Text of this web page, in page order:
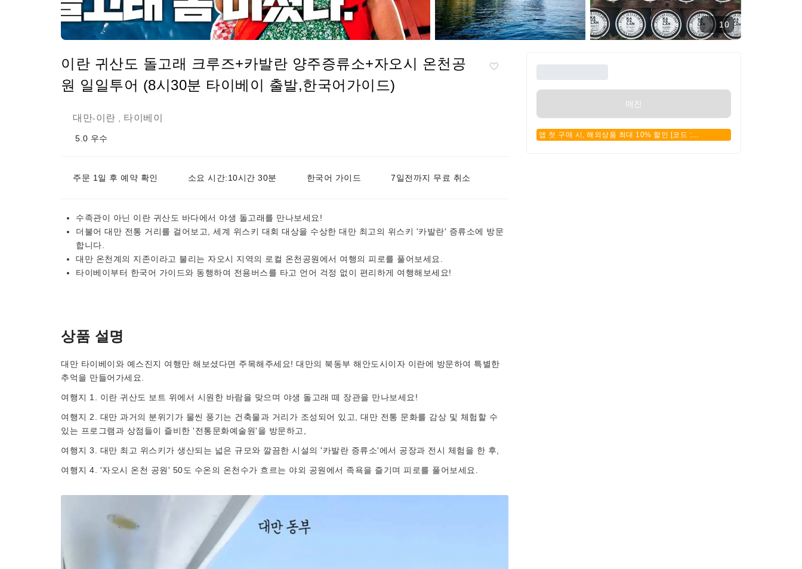
10
이란 귀산도 돌고래 크루즈+카발란 양주증류소+자오시 온천공
원 일일투어 (8시30분 타이베이 출발,한국어가이드)
대만-이란 타이베이
5.0 우수
주문 1일 후 예약 확인 소요 시간:10시간 30분 한국어 가이드 7일전까지 무료 취소
수족관이 아닌 이란 귀산도 바다에서 야생 돌고래를 만나보세요!
더불어 대만 전통 거리를 걸어보고, 세계 위스키 대회 대상을 수상한 대만 최고의 위스키 '카발란' 증류소에 방문
합니다.
대만 온천계의 지존이라고 불리는 자오시 지역의 로컬 온천공원에서 여행의 피로를 풀어보세요.
타이베이부터 한국어 가이드와 동행하여 전용버스를 타고 언어 걱정 없이 편리하게 여행해보세요!
매진
앱 첫 구매 시, 해외상품 최대 10% 할인 [코드 :
상품 설명
대만 타이베이와 예스진지 여행만 해보셨다면 주목해주세요! 대만의 북동부 해안도시이자 이란에 방문하여 특별한
추억을 만들어가세요.
여행지 1. 이란 귀산도 보트 위에서 시원한 바람을 맞으며 야생 돌고래 떼 장관을 만나보세요!
여행지 2. 대만 과거의 분위기가 물씬 풍기는 건축물과 거리가 조성되어 있고, 대만 전통 문화를 감상 및 체험할 수
있는 프로그램과 상점들이 즐비한 '전통문화예술원'을 방문하고,
여행지 3. 대만 최고 위스키가 생산되는 넓은 규모와 깔끔한 시설의 '카발란 증류소'에서 공장과 전시 체험을 한 후,
여행지 4. '자오시 온천 공원' 50도 수온의 온천수가 흐르는 야외 공원에서 족욕을 즐기며 피로를 풀어보세요.